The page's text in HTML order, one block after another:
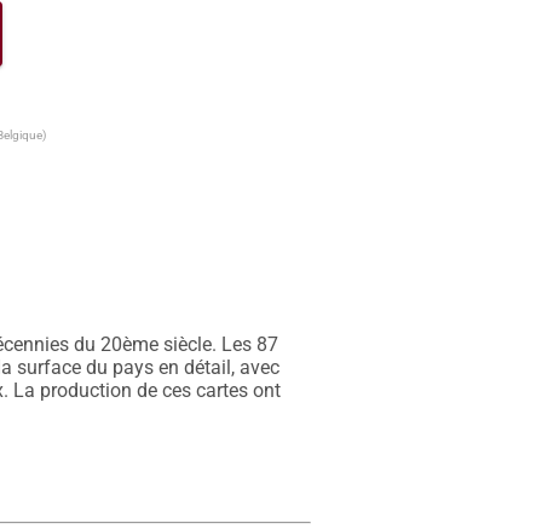
du 20ème siècle. Les 87
surface du pays en détail, avec
La production de ces cartes ont